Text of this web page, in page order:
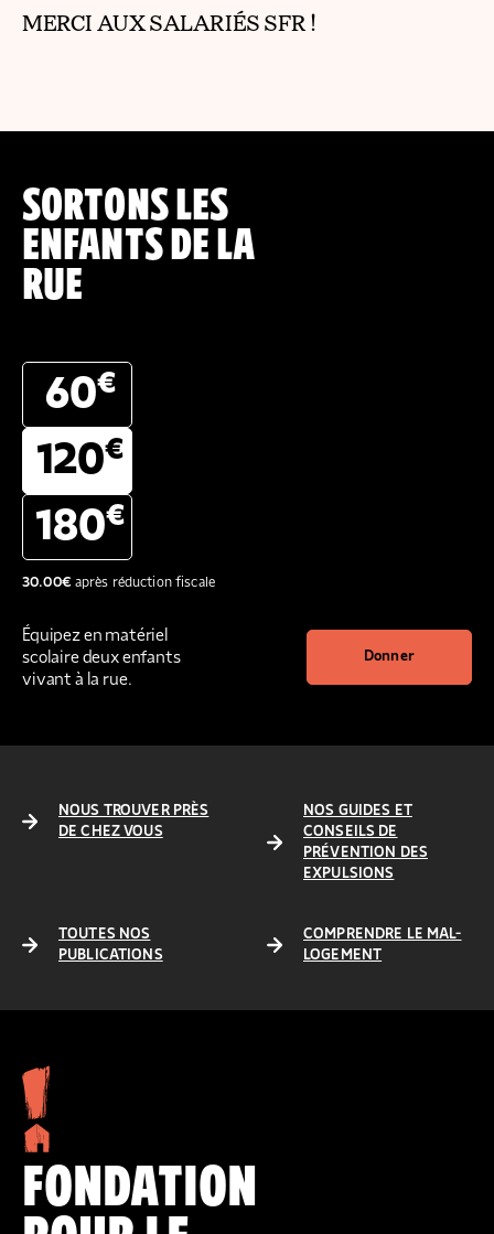
MERCI AUX SALARIÉS SFR !
SORTONS LES
ENFANTS DE LA
RUE
60€
120€
180€
30.00€après réduction fiscale
Équipez en matériel
scolaire deux enfants
vivant à la rue.
Donner
NOUS TROUVER PRÈS
DE CHEZ VOUS
NOS GUIDES ET
CONSEILS DE
PRÉVENTION DES
EXPULSIONS
TOUTES NOS
PUBLICATIONS
COMPRENDRE LE MAL-
LOGEMENT
FONDATION